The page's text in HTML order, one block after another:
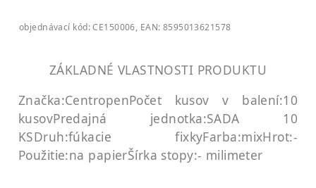
objednávací kód: CE150006, EAN: 8595013621578
ZÁKLADNÉ VLASTNOSTI PRODUKTU
Značka:CentropenPočet kusov v balení:10
kusovPredajná jednotka:SADA 10
KSDruh:fúkacie fixkyFarba:mixHrot:-
Použitie:na papierŠírka stopy:- milimeter